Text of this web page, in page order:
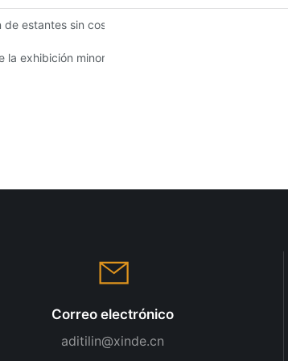
de estantes sin costuras: consejos de diseño de
la exhibición minorista: eligiendo los mejores
Correo electrónico
aditilin@xinde.cn